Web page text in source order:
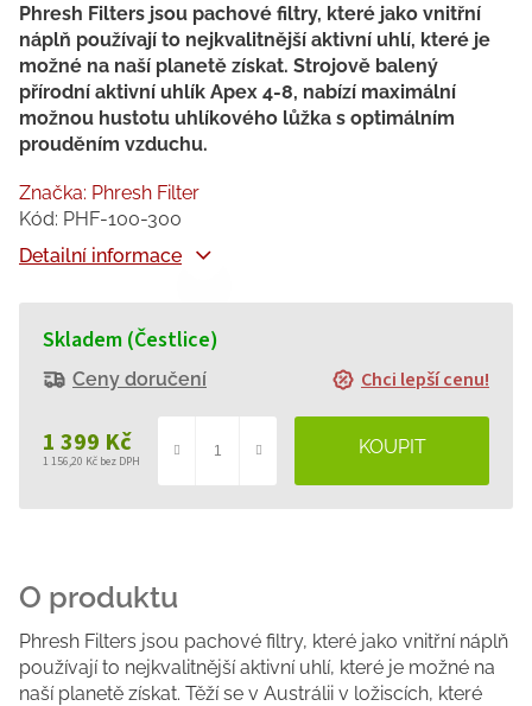
1 399 Kč
1 156,20 Kč bez DPH
cena:
Skladem (Čestlice)
Ceny doručení Chci lepší cenu!
Phresh Filters jsou pachové filtry, které jako vnitřní
náplň používají to nejkvalitnější aktivní uhlí, které je
možné na naší planetě získat. Strojově balený
přírodní aktivní uhlík Apex 4-8, nabízí maximální
možnou hustotu uhlíkového lůžka s optimálním
prouděním vzduchu.
Detailní informace
Značka: Phresh Filter
Kód: PHF-100-300
Phresh Filters jsou pachové filtry, které jako vnitřní náplň
používají to nejkvalitnější aktivní uhlí, které je možné na
naší planetě získat. Těží se v Austrálii v ložiscích, které